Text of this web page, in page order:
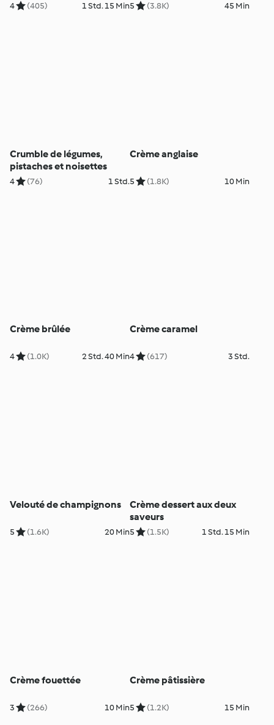
4 (405) 1 Std. 15 Min5 (3.8K) 45 Min
Crumble de légumes,
pistaches et noisettes
4 (76) 1 Std.
Crème anglaise
5 (1.8K) 10 Min
Crème brûlée
4 (1.0K) 2 Std. 40 Min
Crème caramel
4 (617) 3 Std.
Velouté de champignons
5 (1.6K) 20 Min
Crème dessert aux deux
saveurs
5 (1.5K) 1 Std. 15 Min
Crème fouettée
3 (266) 10 Min
Crème pâtissière
5 (1.2K) 15 Min